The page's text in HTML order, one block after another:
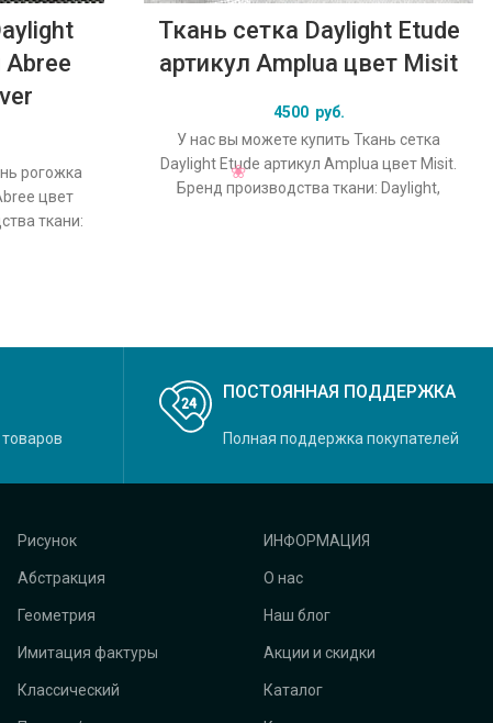
Abree
рогожка
цвет
ткани:
Ткань сетка Daylight Etude
артикул Amplua цвет Misit
4500 руб.
У нас вы можете купить Ткань сетка
Daylight Etude артикул Amplua цвет Misit.
Бренд производства ткани: Daylight,
ПОСТОЯННАЯ ПОДДЕРЖКА
Полная поддержка покупателей
Рисунок
Абстракция
Геометрия
Имитация фактуры
Классический
ИНФОРМАЦИЯ
О нас
Наш блог
Акции и скидки
Каталог